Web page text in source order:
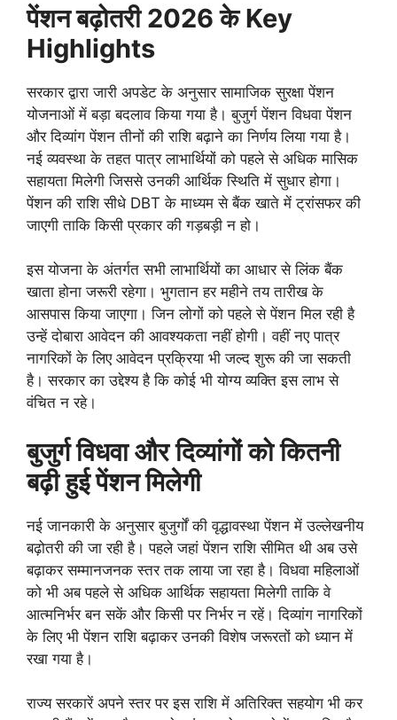
पेंशन बढ़ोतरी 2026 के Key
Highlights
सरकार द्वारा जारी अपडेट के अनुसार सामाजिक सुरक्षा पेंशन
योजनाओं में बड़ा बदलाव किया गया है। बुजुर्ग पेंशन विधवा पेंशन
और दिव्यांग पेंशन तीनों की राशि बढ़ाने का निर्णय लिया गया है।
नई व्यवस्था के तहत पात्र लाभार्थियों को पहले से अधिक मासिक
सहायता मिलेगी जिससे उनकी आर्थिक स्थिति में सुधार होगा।
पेंशन की राशि सीधे DBT के माध्यम से बैंक खाते में ट्रांसफर की
जाएगी ताकि किसी प्रकार की गड़बड़ी न हो।
इस योजना के अंतर्गत सभी लाभार्थियों का आधार से लिंक बैंक
खाता होना जरूरी रहेगा। भुगतान हर महीने तय तारीख के
आसपास किया जाएगा। जिन लोगों को पहले से पेंशन मिल रही है
उन्हें दोबारा आवेदन की आवश्यकता नहीं होगी। वहीं नए पात्र
नागरिकों के लिए आवेदन प्रक्रिया भी जल्द शुरू की जा सकती
है। सरकार का उद्देश्य है कि कोई भी योग्य व्यक्ति इस लाभ से
वंचित न रहे।
बुजुर्ग विधवा और दिव्यांगों को कितनी
बढ़ी हुई पेंशन मिलेगी
नई जानकारी के अनुसार बुजुर्गों की वृद्धावस्था पेंशन में उल्लेखनीय
बढ़ोतरी की जा रही है। पहले जहां पेंशन राशि सीमित थी अब उसे
बढ़ाकर सम्मानजनक स्तर तक लाया जा रहा है। विधवा महिलाओं
को भी अब पहले से अधिक आर्थिक सहायता मिलेगी ताकि वे
आत्मनिर्भर बन सकें और किसी पर निर्भर न रहें। दिव्यांग नागरिकों
के लिए भी पेंशन राशि बढ़ाकर उनकी विशेष जरूरतों को ध्यान में
रखा गया है।
राज्य सरकारें अपने स्तर पर इस राशि में अतिरिक्त सहयोग भी कर